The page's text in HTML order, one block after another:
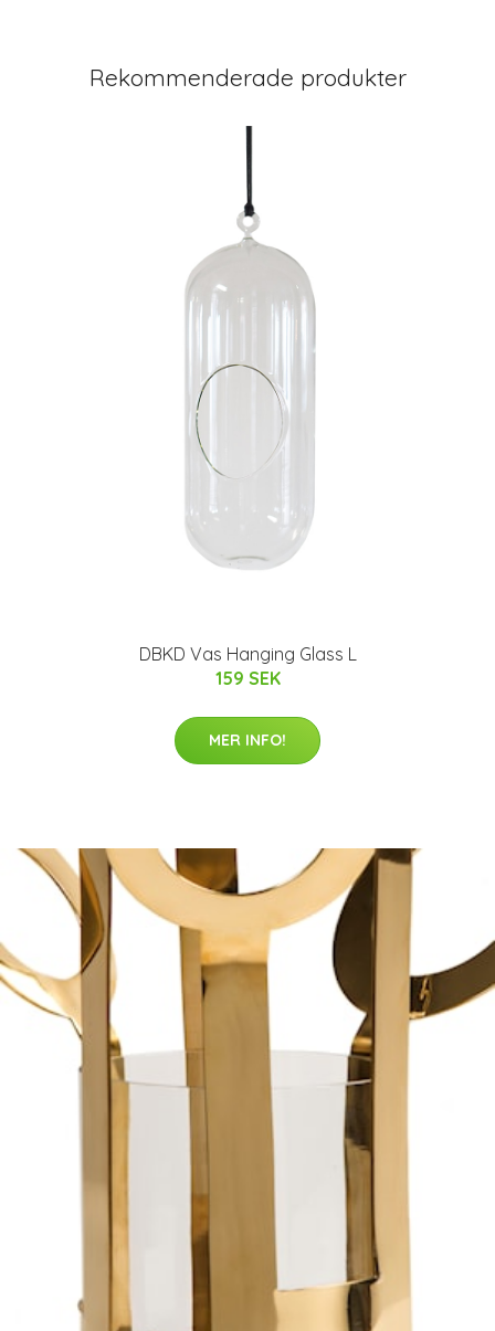
Rekommenderade produkter
DBKD Vas Hanging Glass L
159 SEK
MER INFO!